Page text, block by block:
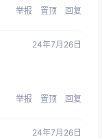
举报 置顶 回复
24年7月26日
举报 置顶 回复
24年7月26日